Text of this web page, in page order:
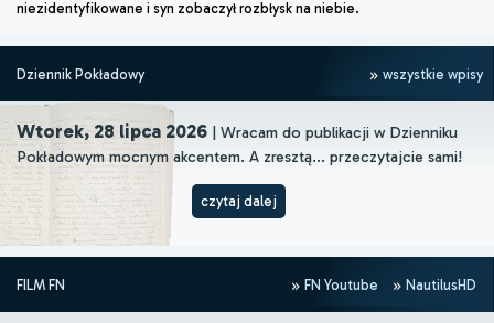
niezidentyfikowane i syn zobaczył rozbłysk na niebie.
Dziennik Pokładowy wszystkie wpisy
Wtorek, 28 lipca 2026 | Wracam do publikacji w Dzienniku
Pokładowym mocnym akcentem. A zresztą... przeczytajcie sami!
czytaj dalej
FILM FN FN Youtube NautilusHD